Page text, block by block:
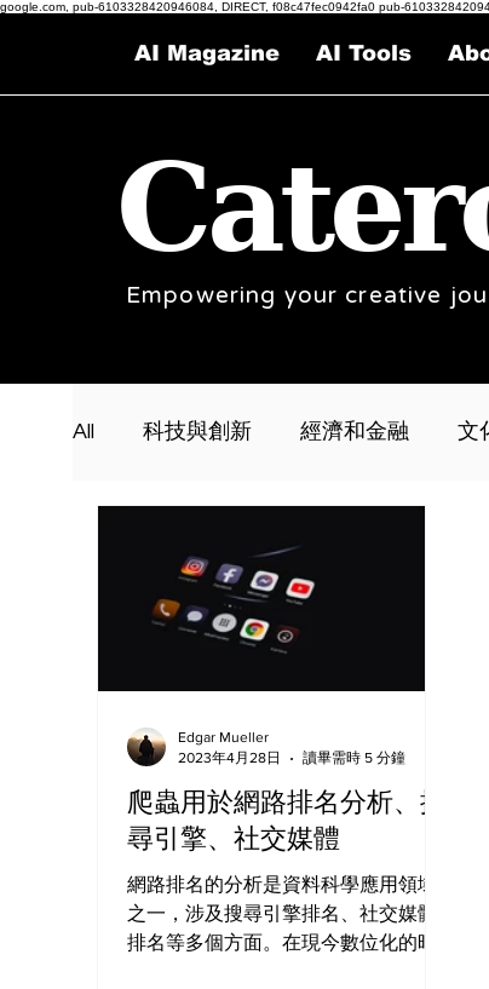
google.com, pub-6103328420946084, DIRECT, f08c47fec0942fa0 pub-
AI Magazine AI Tools
Empowering your creative
All 科技與創新 經濟和金融 文
爬蟲用於網路排名分析、搜
尋引擎、社交媒體
網路排名的分析是資料科學應用領域
之一，涉及搜尋引擎排名、社交媒體
排名等多個方面。在現今數位化的時
Edgar Mueller
2023年4月28日
讀畢需時 5 分鐘